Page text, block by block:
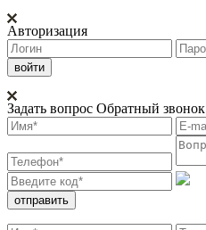
Авторизация
Задать вопрос Обратный звонок